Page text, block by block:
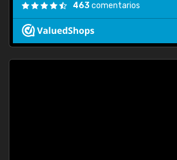
463comentarios